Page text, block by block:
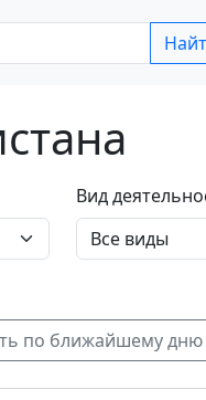
Вид
по ближайшему